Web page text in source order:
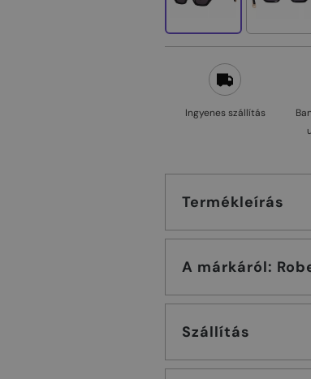
Ingyenes szállítás
Termékleírás
A
Szállítás